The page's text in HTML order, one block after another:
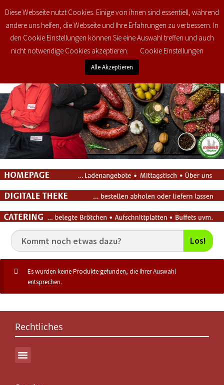
€0,00 0
Los!
Es wurden keine Produkte gefunden, die Ihrer Auswahl
entsprechen.
Rechtliches
Diese Webseite nutzt Cookies. Einige von ihnen sind essentiell, während
andere uns helfen, die Webseite und Ihre Erfahrungen zu verbessern. In
den Cookie Einstellungen können Sie eine Auswahl treffen und auch
nicht notwendige Cookies akzeptieren.
Cookie Einstellungen
Alle Akzeptieren